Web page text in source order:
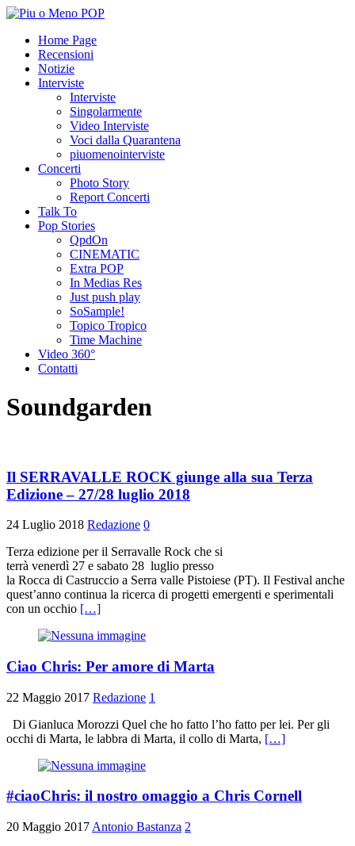
Home Page
Recensioni
Notizie
Interviste
Interviste
Singolarmente
Video Interviste
Voci dalla Quarantena
piuomenointerviste
Concerti
Photo Story
Report Concerti
Talk To
Pop Stories
QpdOn
CINEMATIC
Extra POP
In Medias Res
Just push play
SoSample!
Topico Tropico
Time Machine
Video 360°
Contatti
Soundgarden
Il SERRAVALLE ROCK giunge alla sua Terza
Edizione – 27/28 luglio 2018
24 Luglio 2018 Redazione 0
Terza edizione per il Serravalle Rock che si
terrà venerdì 27 e sabato 28 luglio presso
la Rocca di Castruccio a Serra valle Pistoiese (PT). Il Festival anche
quest’anno continua la ricerca di progetti emergenti e sperimentali
con un occhio […]
Ciao Chris: Per amore di Marta
22 Maggio 2017 Redazione 1
Di Gianluca Morozzi Quel che ho fatto l’ho fatto per lei. Per gli
occhi di Marta, le labbra di Marta, il collo di Marta, […]
#ciaoChris: il nostro omaggio a Chris Cornell
20 Maggio 2017 Antonio Bastanza 2